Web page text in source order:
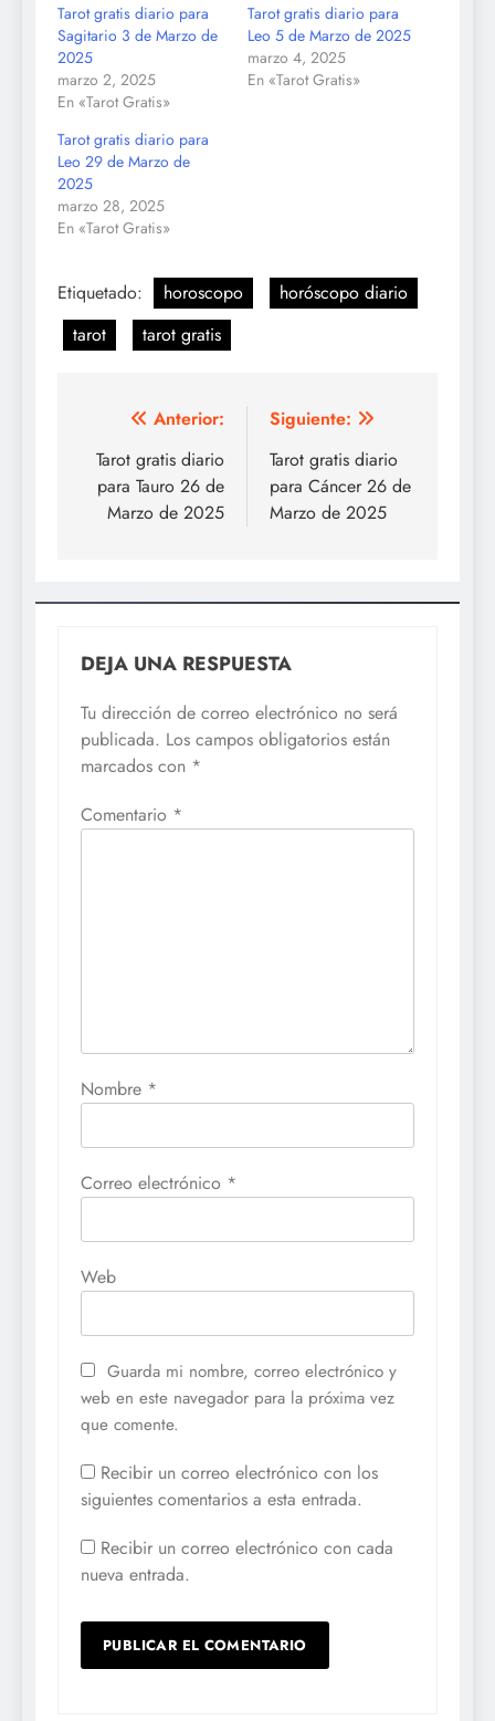
Tarot gratis diario para
Sagitario 3 de Marzo de
2025
marzo 2, 2025
En «Tarot Gratis»
Tarot gratis diario para
Leo 5 de Marzo de 2025
marzo 4, 2025
En «Tarot Gratis»
Tarot gratis diario para
Leo 29 de Marzo de
2025
marzo 28, 2025
En «Tarot Gratis»
Etiquetado: horoscopo
horóscopo diario
tarot
tarot gratis
Navegación
de
entradas
Anterior:
Tarot gratis diario
para Tauro 26 de
Marzo de 2025
Siguiente:
Tarot gratis diario
para Cáncer 26 de
Marzo de 2025
DEJA UNA RESPUESTA
Tu dirección de correo electrónico no será
publicada. Los campos obligatorios están
marcados con *
Comentario *
Nombre *
Correo electrónico *
Web
Guarda mi nombre, correo electrónico y
web en este navegador para la próxima vez
que comente.
Recibir un correo electrónico con los
siguientes comentarios a esta entrada.
Recibir un correo electrónico con cada
nueva entrada.